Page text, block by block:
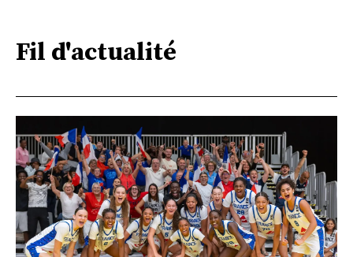
Fil d'actualité